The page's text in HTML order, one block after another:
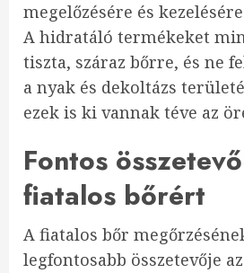
megelőzésére és
A hidratáló termékeket
tiszta, száraz bőrre, és ne
a nyak és dekoltázs
ezek is ki vannak téve az
Fontos
fiatalos bőrért
A fiatalos bőr
legfontosabb összetevője